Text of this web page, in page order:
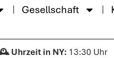
Gesellschaft
13:30 Uhr